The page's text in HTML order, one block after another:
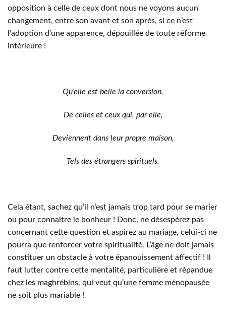
opposition à celle de ceux dont nous ne voyons aucun
changement, entre son avant et son après, si ce n’est
l’adoption d’une apparence, dépouillée de toute réforme
intérieure !
Qu’elle est belle la conversion,
De celles et ceux qui, par elle,
Deviennent dans leur propre maison,
Tels des étrangers spirituels.
Cela étant, sachez qu’il n’est jamais trop tard pour se marier
ou pour connaître le bonheur ! Donc, ne désespérez pas
concernant cette question et aspirez au mariage, celui-ci ne
pourra que renforcer votre spiritualité. L’âge ne doit jamais
constituer un obstacle à votre épanouissement affectif ! Il
faut lutter contre cette mentalité, particulière et répandue
chez les maghrébins, qui veut qu’une femme ménopausée
ne soit plus mariable !